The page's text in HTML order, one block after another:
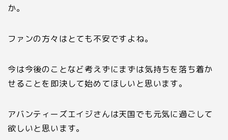
か。
ファンの方々はとても不安ですよね。
今は今後のことなど考えずにまずは気持ちを落ち着か
せることを即決して始めてほしいと思います。
アバンティーズエイジさんは天国でも元気に過ごして
欲しいと思います。